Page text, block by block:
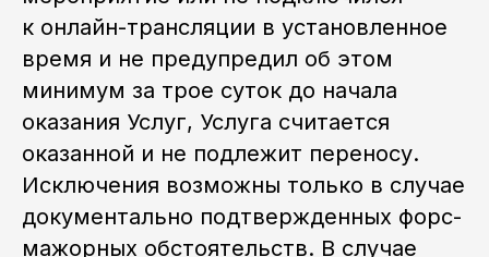
к онлайн-трансляции в установленное
время и не предупредил об этом
минимум за трое суток до начала
оказания Услуг, Услуга считается
оказанной и не подлежит переносу.
Исключения возможны только в случае
документально подтвержденных форс-
мажорных обстоятельств. В случае